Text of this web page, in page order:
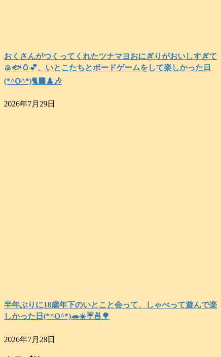
おくさんがつくってくれたツナマヨおにぎりがおいしすぎて
🍙🐟️🥚💕、いとこたちとボードゲームをして楽しかった日
(*^O^*)🐈‍⬛♟️🎶
2026年7月29日
半年ぶりに18歳年下のいとこと会って、しゃべって遊んで楽
しかった日(*^O^*)🦔☀️☔🍜🌳
2026年7月28日